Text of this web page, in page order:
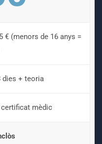
€ (menors de 16 anys =
dies + teoria
mèdic